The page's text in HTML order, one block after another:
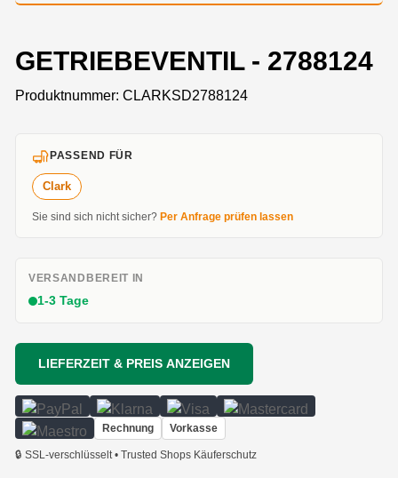
GETRIEBEVENTIL - 2788124
Produktnummer: CLARKSD2788124
PASSEND FÜR
Clark
Sie sind sich nicht sicher? Per Anfrage prüfen lassen
VERSANDBEREIT IN
1-3 Tage
LIEFERZEIT & PREIS ANZEIGEN
Rechnung Vorkasse
🔒 SSL-verschlüsselt • Trusted Shops Käuferschutz